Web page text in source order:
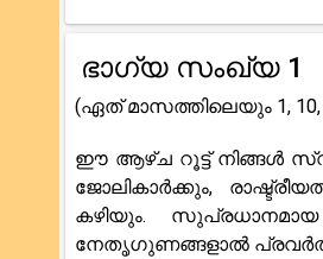
ഭാഗ്യ സംഖ്യ 1
(ഏത് മാസത്തിലെയും 1, 10,
ഈ ആഴ്ച റൂട്ട് നിങ്ങൾ
ജോലികാർക്കും,
കഴിയും.
നേതൃഗുണങ്ങളാൽ